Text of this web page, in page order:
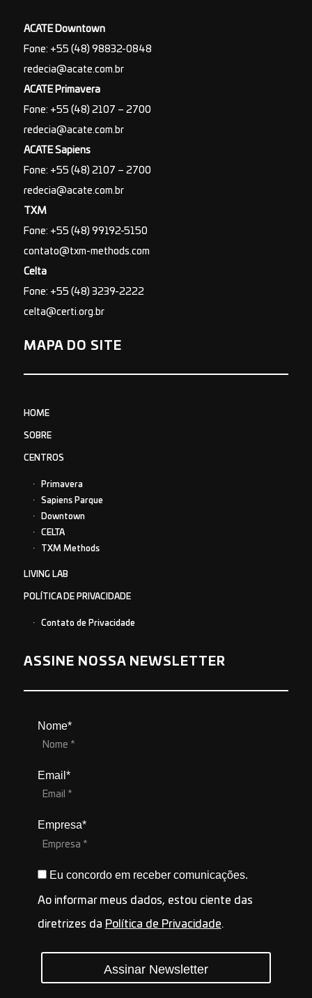
ACATE Downtown
Fone: +55 (48) 98832-0848
redecia@acate.com.br
ACATE Primavera
Fone: +55 (48) 2107 – 2700
redecia@acate.com.br
ACATE Sapiens
Fone: +55 (48) 2107 – 2700
redecia@acate.com.br
TXM
Fone: +55 (48) 99192-5150
contato@txm-methods.com
Celta
Fone: +55 (48) 3239-2222
celta@certi.org.br
MAPA DO SITE
HOME
SOBRE
CENTROS
Primavera
Sapiens Parque
Downtown
CELTA
TXM Methods
LIVING LAB
POLÍTICA DE PRIVACIDADE
Contato de Privacidade
ASSINE NOSSA NEWSLETTER
Nome*
Email*
Empresa*
Eu concordo em receber comunicações.
Ao informar meus dados, estou ciente das
diretrizes da Política de Privacidade.
Assinar Newsletter